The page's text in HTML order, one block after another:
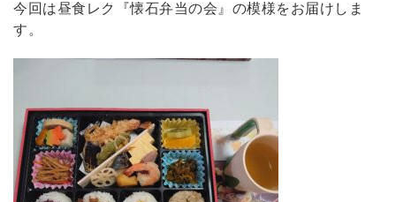
今回は昼食レク『懐石弁当の会』の模様をお届けしま
す。